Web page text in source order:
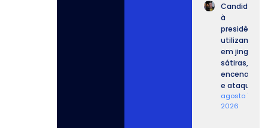
Candidatos
à
presidência
utilizam IA
em jingles,
sátiras,
encenações
e ataques.
agosto 7,
2026